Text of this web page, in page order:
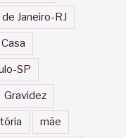
Janeiro-RJ
SP
Gravidez
mãe